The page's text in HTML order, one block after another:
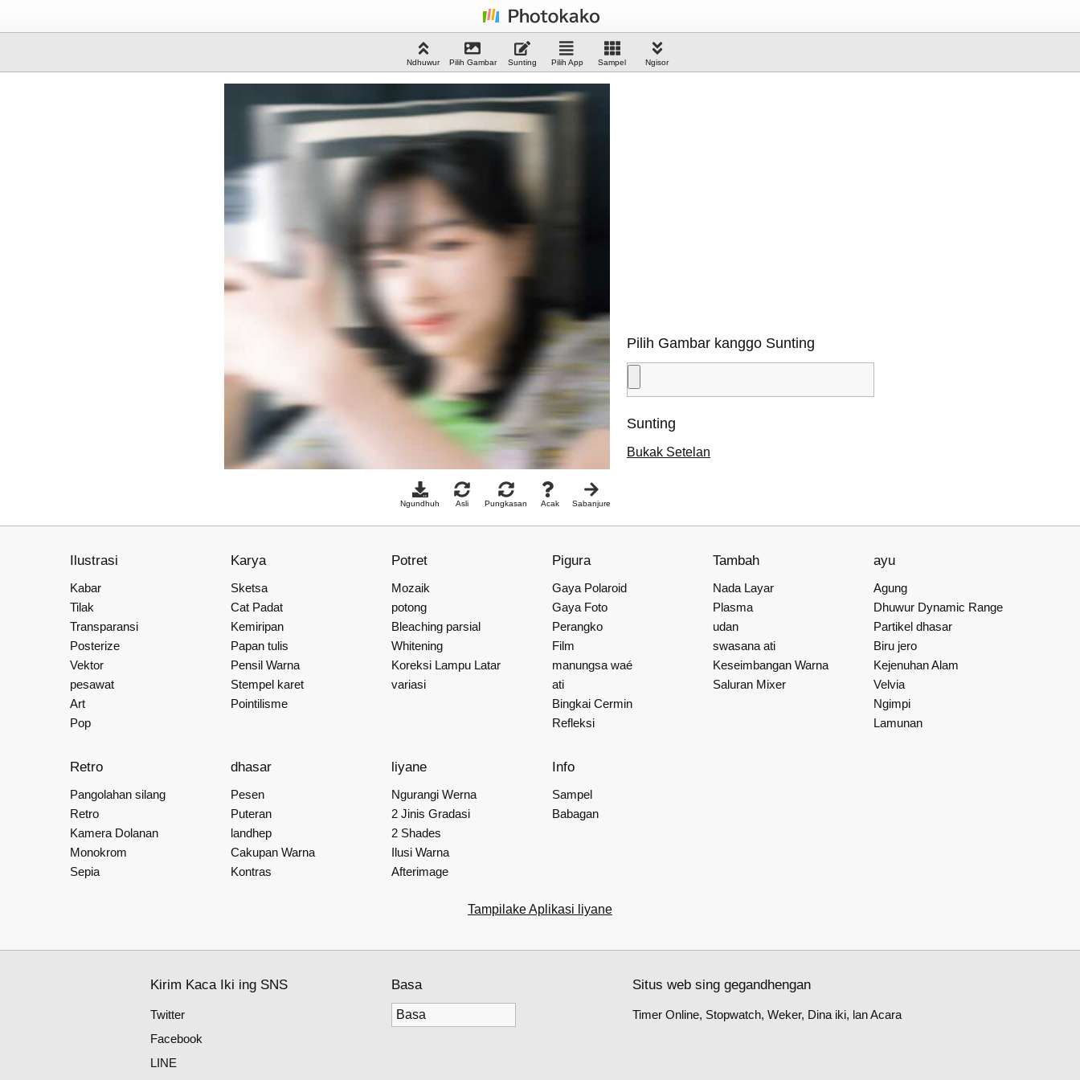
Ndhuwur Pilih Gambar Sunting Pilih App Sampel Ngisor
Ngundhuh Asli Pungkasan Acak Sabanjure
Pilih Gambar kanggo Sunting
Sunting
Bukak Setelan
Ilustrasi
Kabar
Tilak
Transparansi
Posterize
Vektor
pesawat
Art
Pop
Karya
Sketsa
Cat Padat
Kemiripan
Papan tulis
Pensil Warna
Stempel karet
Pointilisme
Potret
Mozaik
potong
Bleaching parsial
Whitening
Koreksi Lampu Latar
variasi
Pigura
Gaya Polaroid
Gaya Foto
Perangko
Film
manungsa waé
ati
Bingkai Cermin
Refleksi
Tambah
Nada Layar
Plasma
udan
swasana ati
Keseimbangan Warna
Saluran Mixer
ayu
Agung
Dhuwur Dynamic Range
Partikel dhasar
Biru jero
Kejenuhan Alam
Velvia
Ngimpi
Lamunan
Retro
Pangolahan silang
Retro
Kamera Dolanan
Monokrom
Sepia
dhasar
Pesen
Puteran
landhep
Cakupan Warna
Kontras
liyane
Ngurangi Werna
2 Jinis Gradasi
2 Shades
Ilusi Warna
Afterimage
Info
Sampel
Babagan
Tampilake Aplikasi liyane
Kirim Kaca Iki ing SNS
Twitter
Facebook
LINE
Basa Situs web sing gegandhengan
Timer Online, Stopwatch, Weker, Dina iki, lan Acara